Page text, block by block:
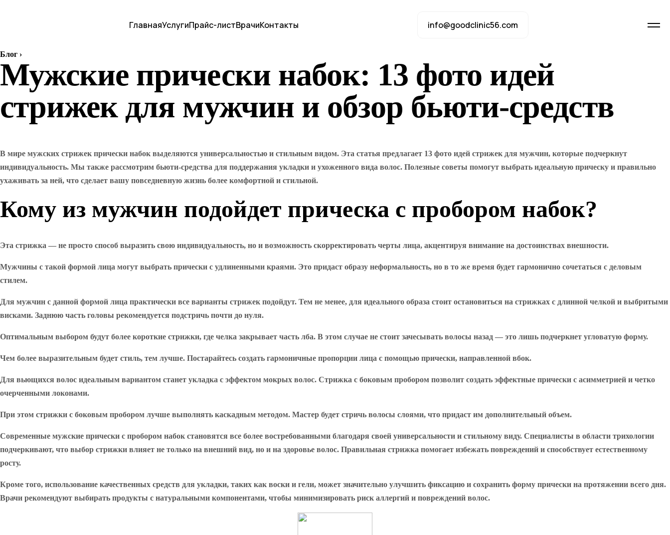
ГлавнаяУслугиПрайс-листВрачиКонтакты info@goodclinic56.com
Блог ›
Мужские прически набок: 13 фото идей
стрижек для мужчин и обзор бьюти-средств
В мире мужских стрижек прически набок выделяются универсальностью и стильным видом. Эта статья предлагает 13 фото идей стрижек для мужчин, которые подчеркнут
индивидуальность. Мы также рассмотрим бьюти-средства для поддержания укладки и ухоженного вида волос. Полезные советы помогут выбрать идеальную прическу и правильно
ухаживать за ней, что сделает вашу повседневную жизнь более комфортной и стильной.
Кому из мужчин подойдет прическа с пробором набок?
Эта стрижка — не просто способ выразить свою индивидуальность, но и возможность скорректировать черты лица, акцентируя внимание на достоинствах внешности.
Мужчины с такой формой лица могут выбрать прически с удлиненными краями. Это придаст образу неформальность, но в то же время будет гармонично сочетаться с деловым
стилем.
Для мужчин с данной формой лица практически все варианты стрижек подойдут. Тем не менее, для идеального образа стоит остановиться на стрижках с длинной челкой и выбритыми
висками. Заднюю часть головы рекомендуется подстричь почти до нуля.
Оптимальным выбором будут более короткие стрижки, где челка закрывает часть лба. В этом случае не стоит зачесывать волосы назад — это лишь подчеркнет угловатую форму.
Чем более выразительным будет стиль, тем лучше. Постарайтесь создать гармоничные пропорции лица с помощью прически, направленной вбок.
Для вьющихся волос идеальным вариантом станет укладка с эффектом мокрых волос. Стрижка с боковым пробором позволит создать эффектные прически с асимметрией и четко
очерченными локонами.
При этом стрижки с боковым пробором лучше выполнять каскадным методом. Мастер будет стричь волосы слоями, что придаст им дополнительный объем.
Современные мужские прически с пробором набок становятся все более востребованными благодаря своей универсальности и стильному виду. Специалисты в области трихологии
подчеркивают, что выбор стрижки влияет не только на внешний вид, но и на здоровье волос. Правильная стрижка помогает избежать повреждений и способствует естественному
росту.
Кроме того, использование качественных средств для укладки, таких как воски и гели, может значительно улучшить фиксацию и сохранить форму прически на протяжении всего дня.
Врачи рекомендуют выбирать продукты с натуральными компонентами, чтобы минимизировать риск аллергий и повреждений волос.